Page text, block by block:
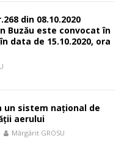
din 08.10.2020
Buzău este convocat în
data de 15.10.2020, ora
un sistem național de
aerului
Mărgărit GROSU